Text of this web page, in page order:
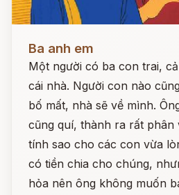
Ba anh em
Một người có ba con trai,
cái nhà. Người con nào
bố mất, nhà sẽ về mình.
cũng quí, thành ra rất phân
tính sao cho các con vừa
có tiền chia cho chúng,
hỏa nên ông không muốn